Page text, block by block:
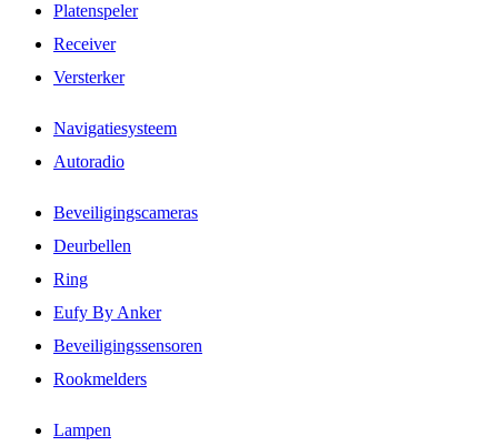
Platenspeler
Receiver
Versterker
Navigatiesysteem
Autoradio
Beveiligingscameras
Deurbellen
Ring
Eufy By Anker
Beveiligingssensoren
Rookmelders
Lampen